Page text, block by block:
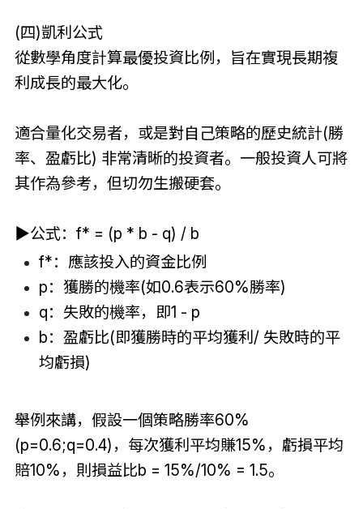
(四)凱利公式
從數學角度計算最優投資比例，旨在實現長期複
利成長的最大化。
適合量化交易者，或是對自己策略的歷史統計(勝
率、盈虧比) 非常清晰的投資者。一般投資人可將
其作為參考，但切勿生搬硬套。
▶公式：f* = (p * b - q) / b
f*：應該投入的資金比例
p：獲勝的機率(如0.6表示60%勝率)
q：失敗的機率，即1 - p
b：盈虧比(即獲勝時的平均獲利/ 失敗時的平
均虧損)
舉例來講，假設一個策略勝率60%
(p=0.6;q=0.4)，每次獲利平均賺15%，虧損平均
賠10%，則損益比b = 15%/10% = 1.5。